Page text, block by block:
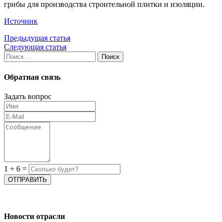
грибы для производства строительной плитки и изоляции.
Источник
Предыдущая статья
Следующая статья
Найти:
Обратная связь
Задать вопрос
1 + 6 =
Новости отрасли